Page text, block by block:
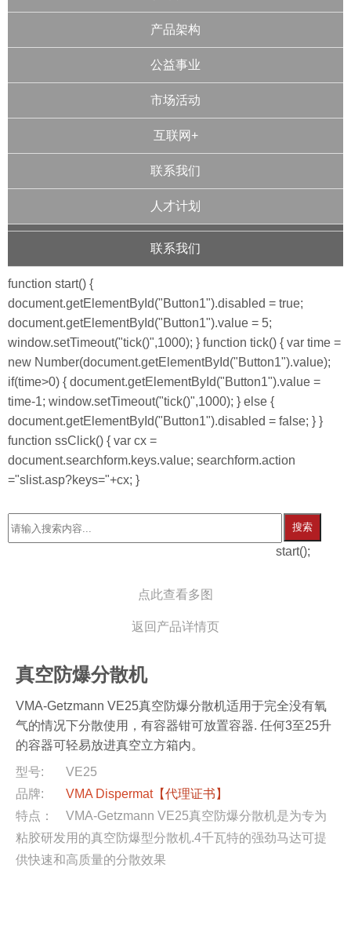
产品架构
公益事业
市场活动
互联网+
联系我们
人才计划
联系我们
function start() {
document.getElementById("Button1").disabled = true;
document.getElementById("Button1").value = 5;
window.setTimeout("tick()",1000); } function tick() { var time =
new Number(document.getElementById("Button1").value);
if(time>0) { document.getElementById("Button1").value =
time-1; window.setTimeout("tick()",1000); } else {
document.getElementById("Button1").disabled = false; } }
function ssClick() { var cx =
document.searchform.keys.value; searchform.action
="slist.asp?keys="+cx; }
搜索
start();
点此查看多图
返回产品详情页
真空防爆分散机
VMA-Getzmann VE25真空防爆分散机适用于完全没有氧
气的情况下分散使用，有容器钳可放置容器. 任何3至25升
的容器可轻易放进真空立方箱内。
型号:
VE25
品牌:
VMA Dispermat【代理证书】
特点：
VMA-Getzmann VE25真空防爆分散机是为专为
粘胶研发用的真空防爆型分散机.4千瓦特的强劲马达可提
供快速和高质量的分散效果